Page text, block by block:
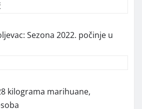
Sezona 2022. počinje u
kilograma marihuane,